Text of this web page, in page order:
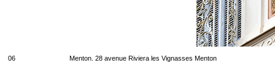
06 Menton. 28 avenue Riviera les Vignasses Menton